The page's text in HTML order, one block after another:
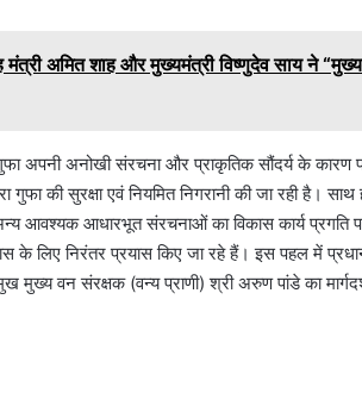
मंत्री अमित शाह और मुख्यमंत्री विष्णुदेव साय ने
अपनी अनोखी संरचना और प्राकृतिक सौंदर्य के कारण
गुफा की सुरक्षा एवं नियमित निगरानी की जा रही है।
आवश्यक आधारभूत संरचनाओं का विकास कार्य प्रगति पर
के लिए निरंतर प्रयास किए जा रहे हैं। इस पहल में
मुख्य वन संरक्षक (वन्य प्राणी) श्री अरुण पांडे का